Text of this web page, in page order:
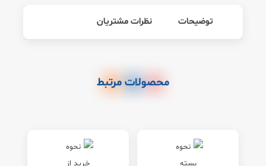
توضیحات نظرات مشتریان
محصولات مرتبط